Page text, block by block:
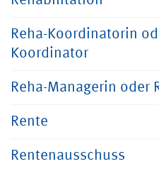
Reha-Koordinatorin
Koordinator
Reha-Managerin oder
Rente
Rentenausschuss